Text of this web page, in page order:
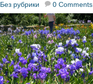
Без рубрики 0 Comments